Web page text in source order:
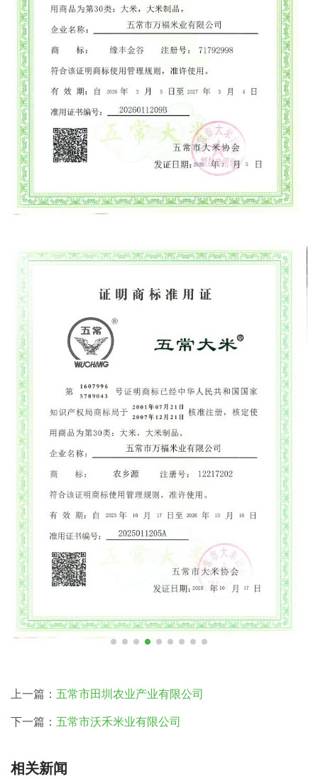
上一篇： 五常市田圳农业产业有限公司
下一篇： 五常市沃禾米业有限公司
相关新闻